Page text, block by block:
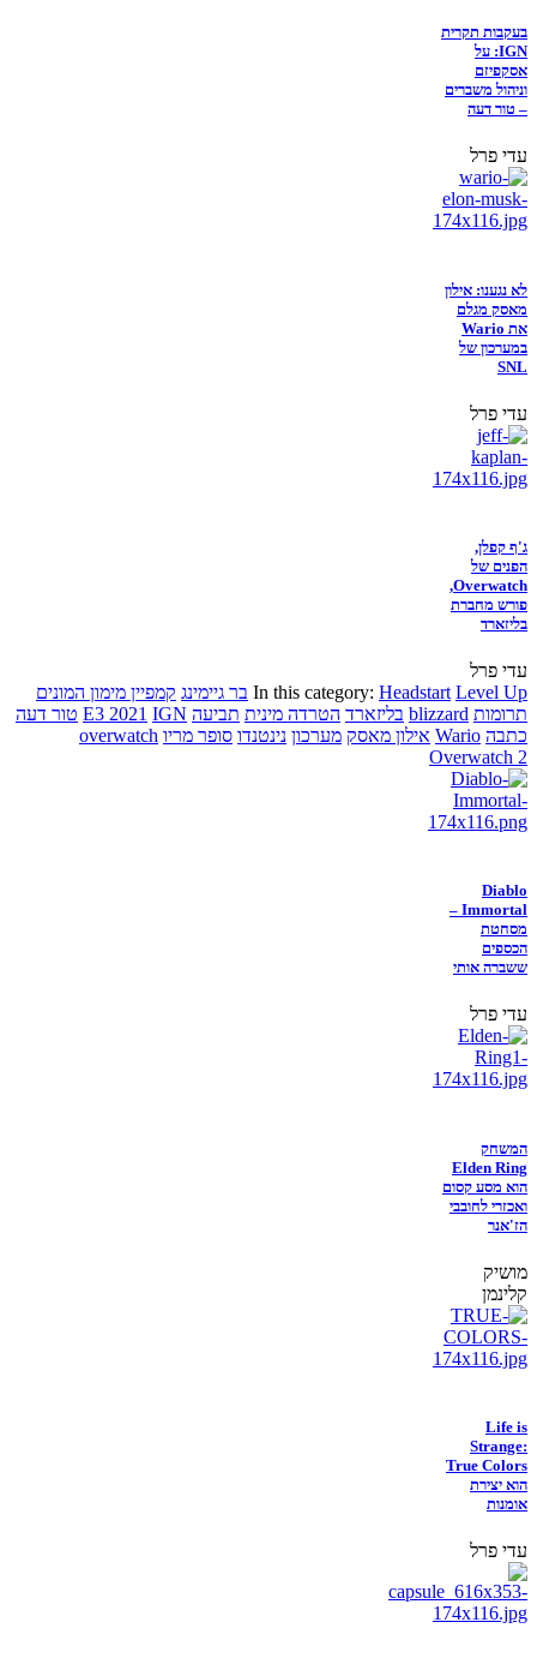
בעקבות תקרית
IGN: על
אסקפיזם
וניהול משברים
– טור דעה
עדי פרל
לא נגענו: אילון
מאסק מגלם
את Wario
במערכון של
SNL
עדי פרל
ג'ף קפלן,
הפנים של
Overwatch,
פורש מחברת
בליזארד
עדי פרל
In this category: Headstart Level Up בר גיימינג קמפיין מימון המונים
תרומות blizzard בליזארד הטרדה מינית תביעה E3 2021 IGN
טור דעה
כתבה Wario אילון מאסק מערכון נינטנדו סופר מריו overwatch
Overwatch 2
Diablo
Immortal –
מסחטת
הכספים
ששברה אותי
עדי פרל
המשחק
Elden Ring
הוא מסע קסום
ואכזרי לחובבי
הז'אנר
מושיק
קלינמן
Life is
Strange:
True Colors
הוא יצירת
אומנות
עדי פרל